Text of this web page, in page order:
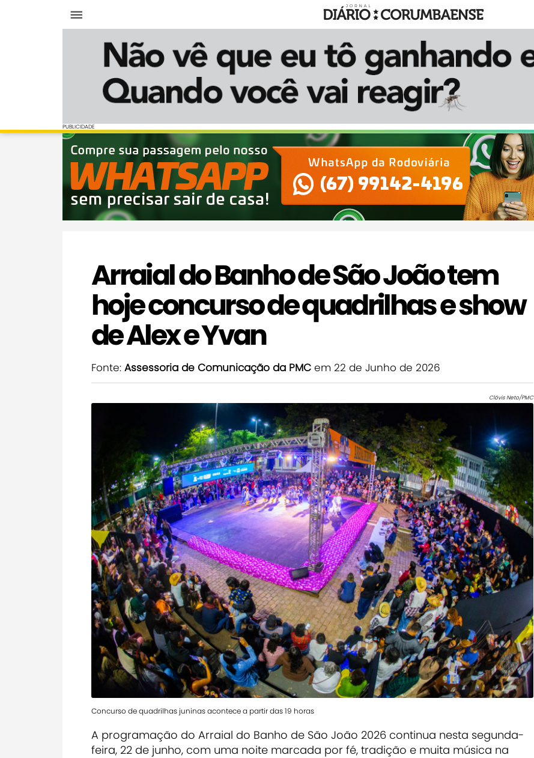
PUBLICIDADE
PUBLICIDADE
Arraial do Banho de São João tem
hoje concurso de quadrilhas e show
de Alex e Yvan
Fonte: Assessoria de Comunicação da PMC em 22 de Junho de 2026
Clóvis Neto/PMC
Concurso de quadrilhas juninas acontece a partir das 19 horas
A programação do Arraial do Banho de São João 2026 continua nesta segunda-
feira, 22 de junho, com uma noite marcada por fé, tradição e muita música na